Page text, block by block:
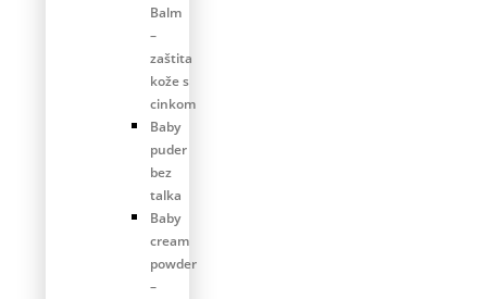
Balm
–
zaštita
kože s
cinkom
Baby
puder
bez
talka
Baby
cream
powder
–